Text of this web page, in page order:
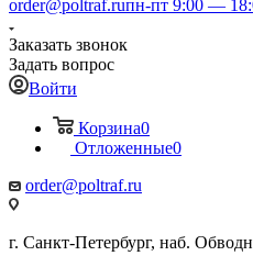
order@poltraf.ruпн-пт 9:00 —
Заказать звонок
Задать вопрос
Войти
Корзина0
Отложенные0
order@poltraf.ru
г. Санкт-Петербург, наб.